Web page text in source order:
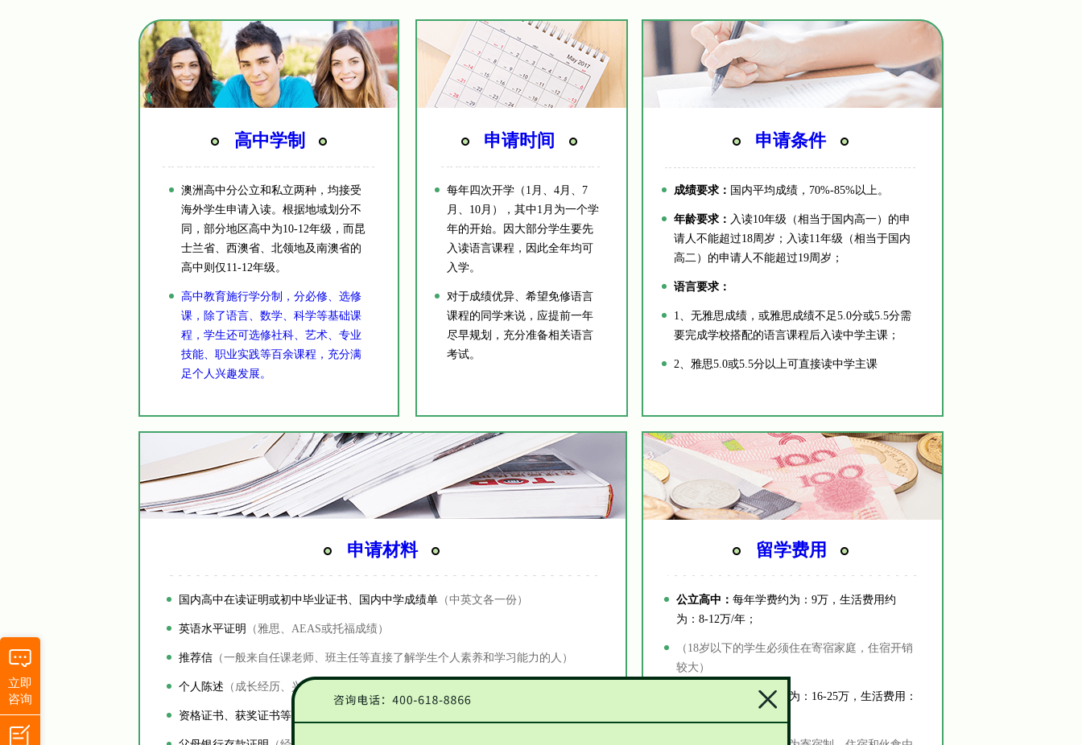
高中学制
澳洲高中分公立和私立两种，均接受
海外学生申请入读。根据地域划分不
同，部分地区高中为10-12年级，而昆
士兰省、西澳省、北领地及南澳省的
高中则仅11-12年级。
高中教育施行学分制，分必修、选修
课，除了语言、数学、科学等基础课
程，学生还可选修社科、艺术、专业
技能、职业实践等百余课程，充分满
足个人兴趣发展。
申请时间
每年四次开学（1月、4月、7
月、10月），其中1月为一个学
年的开始。因大部分学生要先
入读语言课程，因此全年均可
入学。
对于成绩优异、希望免修语言
课程的同学来说，应提前一年
尽早规划，充分准备相关语言
考试。
申请条件
成绩要求： 国内平均成绩，70%-85%以上。
年龄要求： 入读10年级（相当于国内高一）的申
请人不能超过18周岁；入读11年级（相当于国内
高二）的申请人不能超过19周岁；
语言要求：
1、无雅思成绩，或雅思成绩不足5.0分或5.5分需
要完成学校搭配的语言课程后入读中学主课；
2、雅思5.0或5.5分以上可直接读中学主课
申请材料
国内高中在读证明或初中毕业证书、国内中学成绩单 （中英文各一份）
英语水平证明 （雅思、AEAS或托福成绩）
推荐信 （一般来自任课老师、班主任等直接了解学生个人素养和学习能力的人）
个人陈述 （成长经历、兴趣爱好、发展方向以及对申请学校的期待）
资格证书、获奖证书等背景项目材料
留学费用
公立高中： 每年学费约为：9万，生活费用约
为：8-12万/年；
（18岁以下的学生必须住在寄宿家庭，住宿开销
较大）
每年学费约为：16-25万，生活费用：
立即
咨询